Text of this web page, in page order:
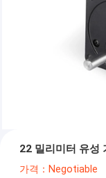
22 밀리미터 유성
가격：Negotiable